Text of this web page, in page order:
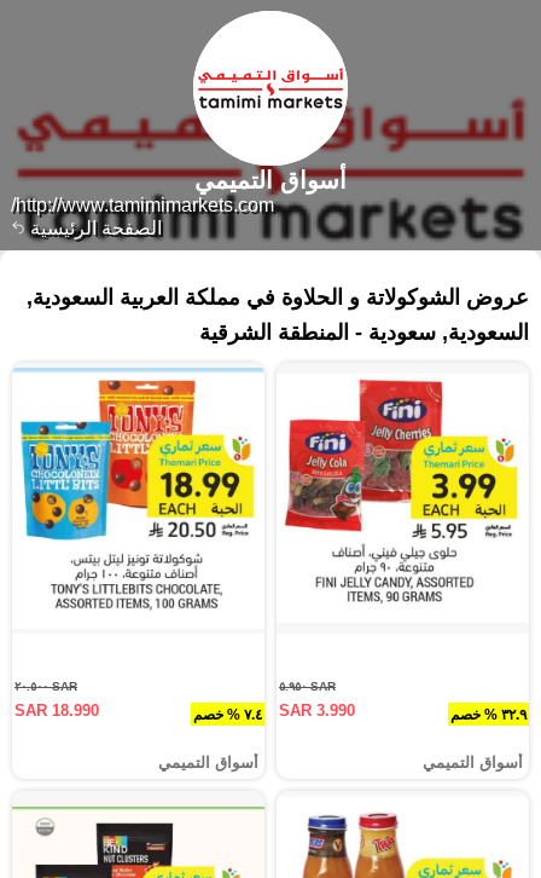
الصفحة الرئيسية
http://www.tamimimarkets.com/
أسواق التميمي
عروض الشوكولاتة و الحلاوة في مملكة العربية السعودية,
السعودية, سعودية - المنطقة الشرقية
٣٢.٩ % خصم
SAR ٥.٩٥٠
SAR 3.990
أسواق التميمي
٧.٤ % خصم
SAR ٢٠.٥٠٠
SAR 18.990
أسواق التميمي